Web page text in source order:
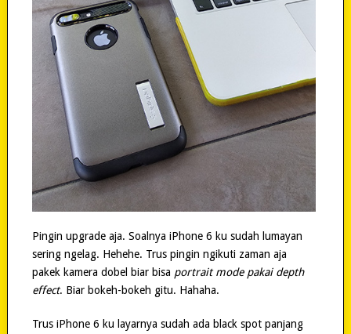
Pingin upgrade aja. Soalnya iPhone 6 ku sudah lumayan
sering ngelag. Hehehe. Trus pingin ngikuti zaman aja
pakek kamera dobel biar bisa portrait mode pakai depth
effect. Biar bokeh-bokeh gitu. Hahaha.
Trus iPhone 6 ku layarnya sudah ada black spot panjang